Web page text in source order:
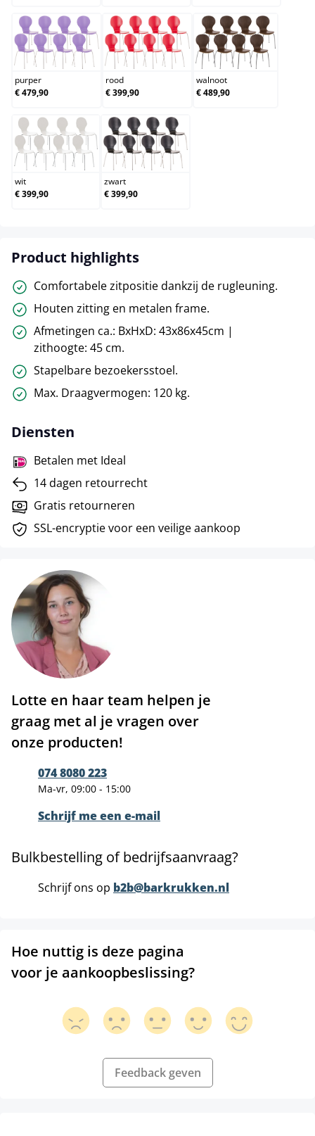
purper
purper
€ 479,90
rood
rood
€ 399,90
walnoot
walnoot
€ 489,90
wit
wit
€ 399,90
zwart
zwart
€ 399,90
Product highlights
Comfortabele zitpositie dankzij de rugleuning.
Houten zitting en metalen frame.
Afmetingen ca.: BxHxD: 43x86x45cm |
zithoogte: 45 cm.
Stapelbare bezoekersstoel.
Max. Draagvermogen: 120 kg.
Diensten
Betalen met Ideal
14 dagen retourrecht
Gratis retourneren
SSL-encryptie voor een veilige aankoop
Lotte en haar team helpen je
graag met al je vragen over
onze producten!
074 8080 223
Ma-vr, 09:00 - 15:00
Schrijf me een e-mail
Bulkbestelling of bedrijfsaanvraag?
Schrijf ons op b2b@barkrukken.nl
Hoe nuttig is deze pagina
voor je aankoopbeslissing?
Feedback geven